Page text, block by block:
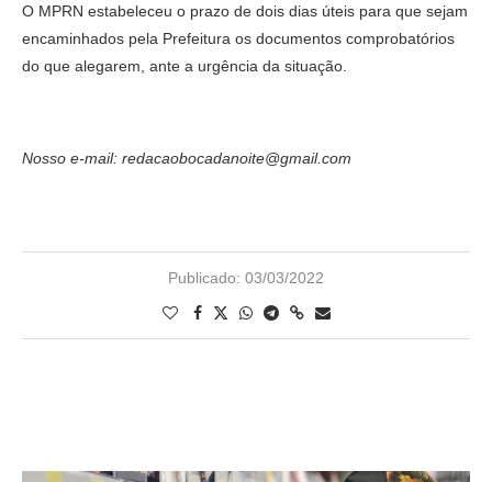
O MPRN estabeleceu o prazo de dois dias úteis para que sejam
encaminhados pela Prefeitura os documentos comprobatórios
do que alegarem, ante a urgência da situação.
Nosso e-mail: redacaobocadanoite@gmail.com
Publicado: 03/03/2022